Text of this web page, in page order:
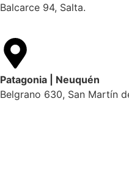
Balcarce 94, Salta.
Patagonia | Neuquén
Belgrano 630, San Martín